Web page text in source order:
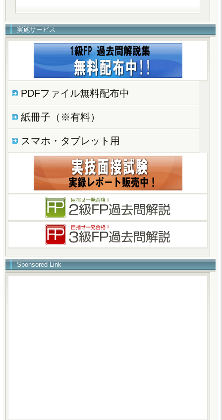
実施サービス
PDFファイル無料配布中
紙冊子（※有料）
スマホ・タブレット用
Sponsored Link